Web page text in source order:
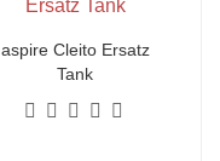
aspire Cleito Ersatz
Tank